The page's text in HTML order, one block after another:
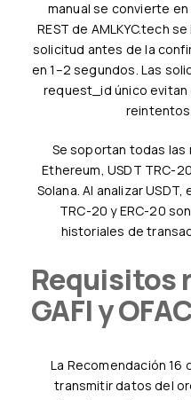
manual se convierte en
REST de AMLKYC.tech
solicitud antes de la
en 1–2 segundos. Las
request_id único
Se soportan todas las redes principales: Bitcoin,
Ethereum, USDT TRC-
Solana. Al analizar
TRC-20 y ERC-20
historiales de
Requisitos regulatorios:
GAFI y
La Recomendación 16 del GAFI obliga a los VASP a
transmitir datos del